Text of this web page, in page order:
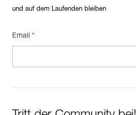
und auf dem Laufenden bleiben
Email *